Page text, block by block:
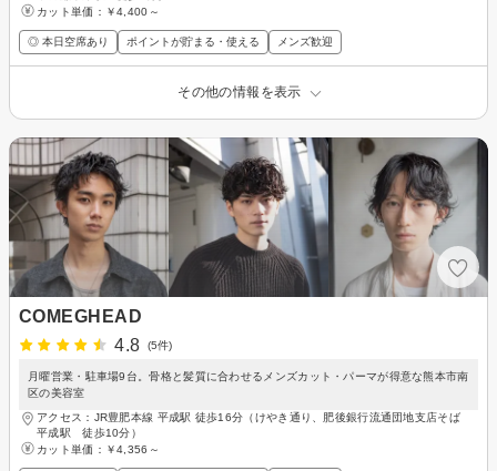
カット単価： ￥4,400～
◎ 本日空席あり ポイントが貯まる・使える メンズ歓迎
その他の情報を表示
COMEGHEAD
4.8
(5件)
月曜営業・駐車場9台。骨格と髪質に合わせるメンズカット・パーマが得意な熊本市南
区の美容室
アクセス：JR豊肥本線 平成駅 徒歩16分（けやき通り、肥後銀行流通団地支店そば
平成駅 徒歩10分）
カット単価： ￥4,356～